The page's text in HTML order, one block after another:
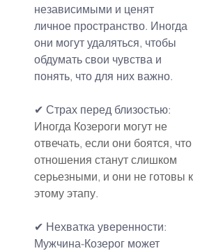
независимыми и ценят
личное пространство. Иногда
они могут удаляться, чтобы
обдумать свои чувства и
понять, что для них важно.
✔ Страх перед близостью:
Иногда Козероги могут не
отвечать, если они боятся, что
отношения станут слишком
серьезными, и они не готовы к
этому этапу.
✔ Нехватка уверенности:
Мужчина-Козерог может